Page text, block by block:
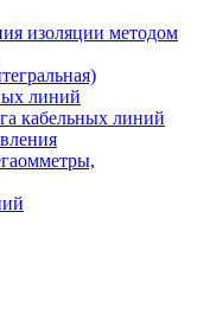
изоляции методом
линий
кабельных линий